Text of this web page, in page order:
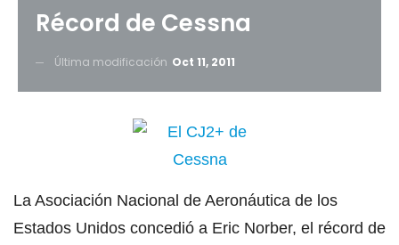
Récord de Cessna
Última modificación Oct 11, 2011
La Asociación Nacional de Aeronáutica de los
Estados Unidos concedió a Eric Norber, el récord de